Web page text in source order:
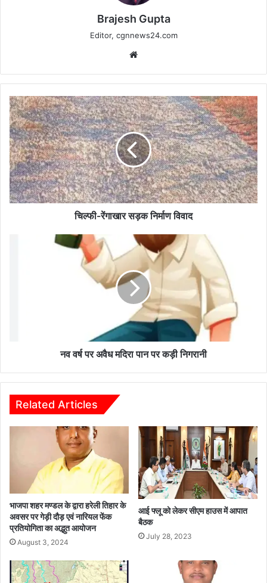
Brajesh Gupta
Editor, cgnnews24.com
चिल्फी-
रेंगाखार
सड़क
निर्माण
विवाद
चिल्फी-रेंगाखार सड़क निर्माण विवाद
नव वर्ष पर अवैध मदिरा पान पर कड़ी निगरानी
Related Articles
भाजपा शहर मण्डल के द्वारा हरेली तिहार के
अवसर पर गेड़ी दौड़ एवं नारियल फेंक
प्रतियोगिता का अद्भुत आयोजन
August 3, 2024
आई फ्लू को लेकर सीएम हाउस में आपात
बैठक
July 28, 2023